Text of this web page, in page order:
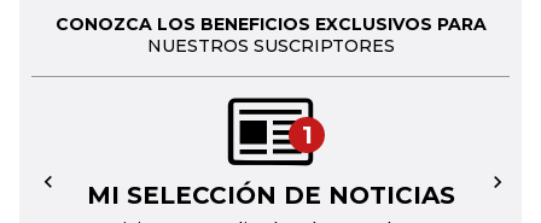
CONOZCA LOS BENEFICIOS EXCLUSIVOS PARA
NUESTROS SUSCRIPTORES
1
MI SELECCIÓN DE NOTICIAS
← →